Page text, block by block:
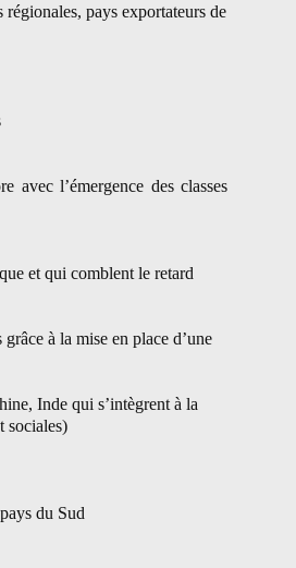
pays exportateurs de
avec l’émergence des classes
et qui comblent le retard
à la mise en place d’une
Inde qui s’intègrent à la
sociales)
du Sud